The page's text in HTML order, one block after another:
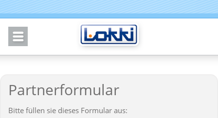
Partnerformular
Bitte füllen sie dieses Formular aus: